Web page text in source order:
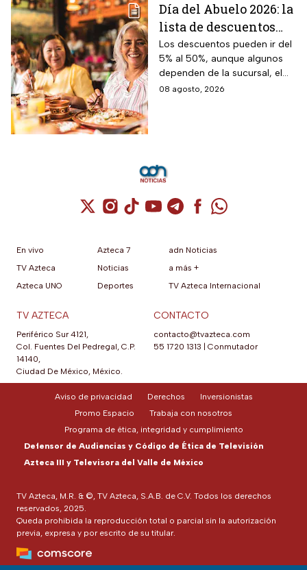
Día del Abuelo 2026: la
lista de descuentos
con tu credencial
INAPAM en
restaurantes,
transporte y tiendas
Los descuentos pueden ir del
5% al 50%, aunque algunos
dependen de la sucursal, el
servicio y los lugares
08 agosto, 2026
Cuenta de X / Twitter (se abre en una
Cuenta de Instagram (se abre en una
Cuenta de TikTok (se abre en
Cuenta de YouTube (se abre
Cuenta de Telegram (se
Cuenta de
Cuenta de
En vivo
TV Azteca
Azteca UNO
Azteca 7
Noticias
Deportes
adn Noticias
a más +
TV Azteca Internacional
TV AZTECA
Periférico Sur 4121,
Col. Fuentes Del Pedregal, C.P.
14140,
Ciudad De México, México.
CONTACTO
contacto@tvazteca.com
55 1720 1313
Conmutador
TV Azteca, M.R. & ©, TV Azteca, S.A.B. de C.V. Todos los derechos
reservados, 2025.
Queda prohibida la reproducción total o parcial sin la autorización
previa, expresa y por escrito de su titular.
Aviso de privacidad Derechos
Inversionistas
Promo Espacio
Trabaja con nosotros
Programa de ética, integridad y cumplimiento
Defensor de Audiencias y Código de Ética de Televisión
Azteca III y Televisora del Valle de México